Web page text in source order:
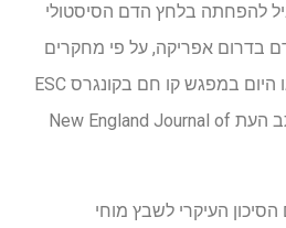
להפחתה בלחץ הדם הסיסטולי
בדרום אפריקה, על פי מחקרים
מאוחרים המאוחרים שהוצגו היום במפגש קו חם בקונגרס ESC
2025 ופורסם בו זמנית בכתב העת New England Journal of
העיקרי לשבץ מוחי